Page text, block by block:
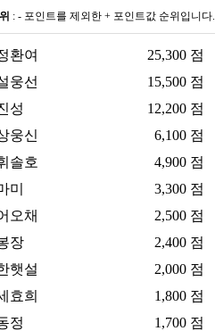
: - 포인트를 제외한 + 포인트값 순위입니다.
환여
25,300 점
웅선
15,500 점
성
12,200 점
웅신
6,100 점
솔호
4,900 점
미
3,300 점
오채
2,500 점
장
2,400 점
햇설
2,000 점
효희
1,800 점
정
1,700 점